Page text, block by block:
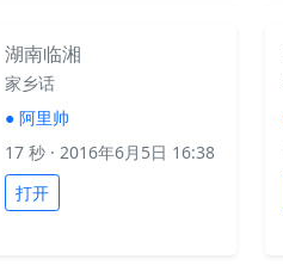
湖南临湘
家乡话
● 阿里帅
17 秒 · 2016年6月5日 16:38
打开